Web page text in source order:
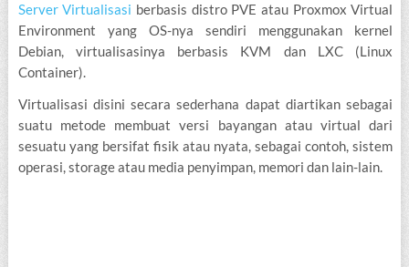
Server Virtualisasi berbasis distro PVE atau Proxmox Virtual
Environment yang OS-nya sendiri menggunakan kernel
Debian, virtualisasinya berbasis KVM dan LXC (Linux
Container).
Virtualisasi disini secara sederhana dapat diartikan sebagai
suatu metode membuat versi bayangan atau virtual dari
sesuatu yang bersifat fisik atau nyata, sebagai contoh, sistem
operasi, storage atau media penyimpan, memori dan lain-lain.